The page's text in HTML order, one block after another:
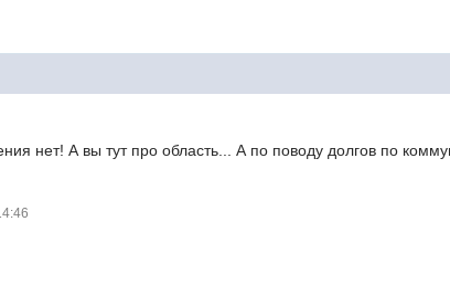
нет! А вы тут про область... А по поводу долгов по